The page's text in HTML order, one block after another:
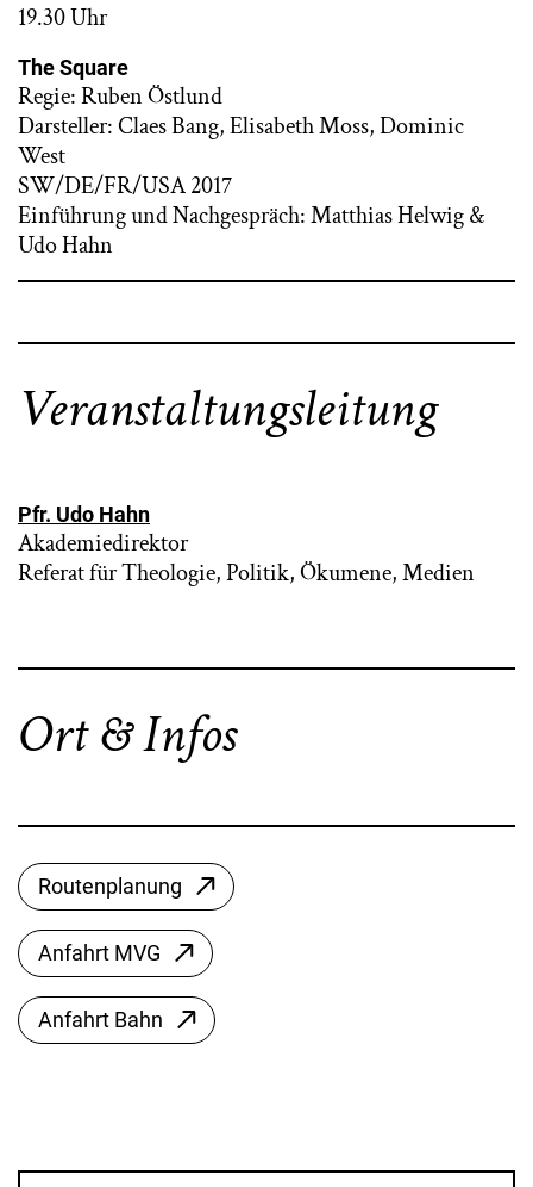
19.30 Uhr
The Square
Regie: Ruben Östlund
Darsteller: Claes Bang, Elisabeth Moss, Dominic
West
SW/DE/FR/USA 2017
Einführung und Nachgespräch: Matthias Helwig &
Udo Hahn
Veranstaltungsleitung
Pfr. Udo Hahn
Akademiedirektor
Referat für Theologie, Politik, Ökumene, Medien
Ort & Infos
Routenplanung
Anfahrt MVG
Anfahrt Bahn